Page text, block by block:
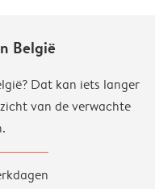
België
Dat kan iets langer
van de verwachte